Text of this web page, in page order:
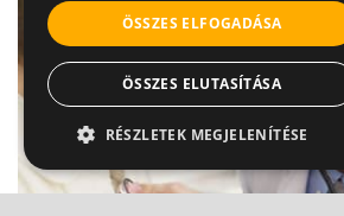
ÖSSZES ELFOGADÁSA
ÖSSZES ELUTASÍTÁSA
RÉSZLETEK MEGJELENÍTÉSE